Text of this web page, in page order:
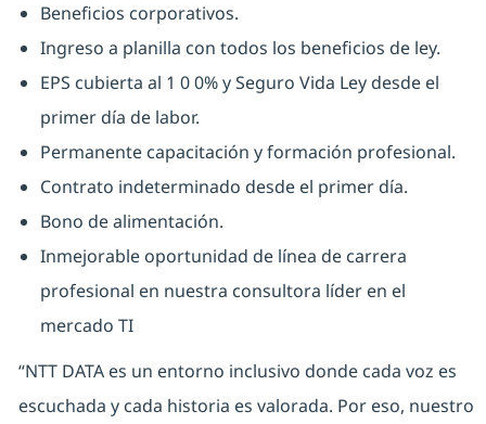
Beneficios corporativos.
Ingreso a planilla con todos los beneficios de ley.
EPS cubierta al 1 0 0% y Seguro Vida Ley desde el
primer día de labor.
Permanente capacitación y formación profesional.
Contrato indeterminado desde el primer día.
Bono de alimentación.
Inmejorable oportunidad de línea de carrera
profesional en nuestra consultora líder en el
mercado TI
“NTT DATA es un entorno inclusivo donde cada voz es
escuchada y cada historia es valorada. Por eso, nuestro